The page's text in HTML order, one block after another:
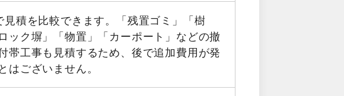
見積を比較できます。「残置ゴミ」「樹
ック塀」「物置」「カーポート」などの撤
帯工事も見積するため、後で追加費用が発
はございません。